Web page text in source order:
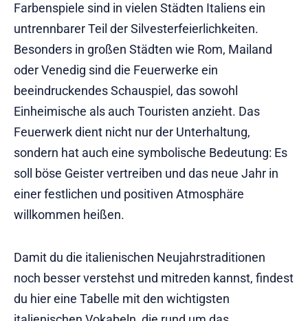
Farbenspiele sind in vielen Städten Italiens ein
untrennbarer Teil der Silvesterfeierlichkeiten.
Besonders in großen Städten wie Rom, Mailand
oder Venedig sind die Feuerwerke ein
beeindruckendes Schauspiel, das sowohl
Einheimische als auch Touristen anzieht. Das
Feuerwerk dient nicht nur der Unterhaltung,
sondern hat auch eine symbolische Bedeutung: Es
soll böse Geister vertreiben und das neue Jahr in
einer festlichen und positiven Atmosphäre
willkommen heißen.
Damit du die italienischen Neujahrstraditionen
noch besser verstehst und mitreden kannst, findest
du hier eine Tabelle mit den wichtigsten